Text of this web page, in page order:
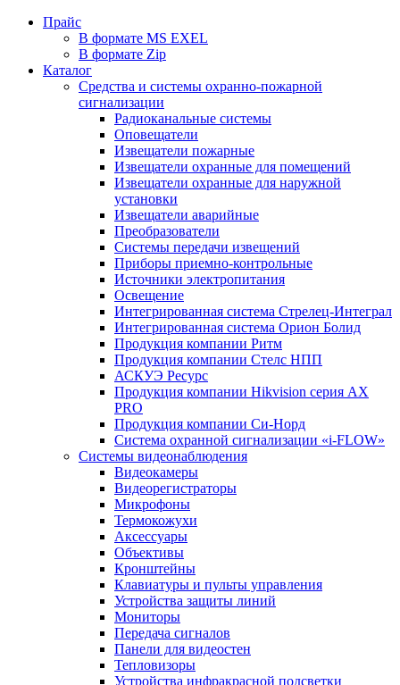
Прайс
В формате MS EXEL
В формате Zip
Каталог
Средства и системы охранно-пожарной
сигнализации
Радиоканальные системы
Оповещатели
Извещатели пожарные
Извещатели охранные для помещений
Извещатели охранные для наружной
установки
Извещатели аварийные
Преобразователи
Системы передачи извещений
Приборы приемно-контрольные
Источники электропитания
Освещение
Интегрированная система Стрелец-Интеграл
Интегрированная система Орион Болид
Продукция компании Ритм
Продукция компании Стелс НПП
АСКУЭ Ресурс
Продукция компании Hikvision серия AX
PRO
Продукция компании Си-Норд
Система охранной сигнализации «i-FLOW»
Системы видеонаблюдения
Видеокамеры
Видеорегистраторы
Микрофоны
Термокожухи
Аксессуары
Объективы
Кронштейны
Клавиатуры и пульты управления
Устройства защиты линий
Мониторы
Передача сигналов
Панели для видеостен
Тепловизоры
Устройства инфракрасной подсветки